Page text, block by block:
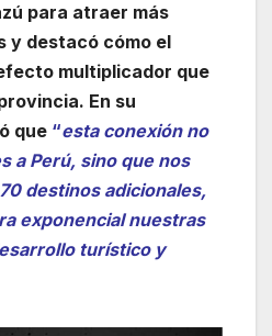
para atraer más
destacó cómo el
multiplicador que
En su
que “esta conexión no
a Perú, sino que nos
destinos adicionales,
exponencial nuestras
turístico y